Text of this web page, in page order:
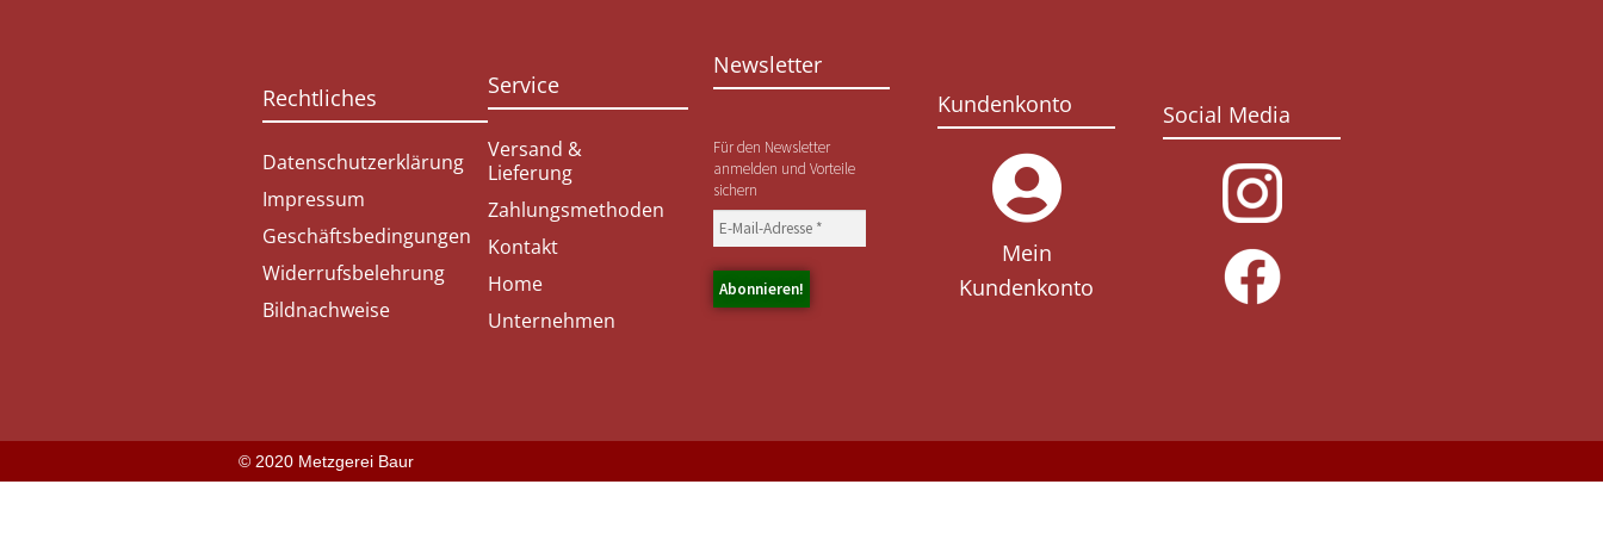
Rechtliches
Datenschutzerklärung
Impressum
Geschäftsbedingungen
Widerrufsbelehrung
Bildnachweise
Service
Versand &
Lieferung
Zahlungsmethoden
Kontakt
Home
Unternehmen
Newsletter
Für den Newsletter
anmelden und Vorteile
sichern
Kundenkonto
Mein
Kundenkonto
Social Media
© 2020 Metzgerei Baur